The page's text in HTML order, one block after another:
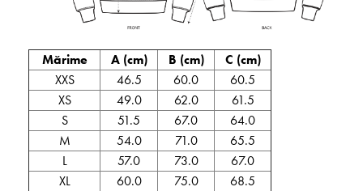
Mărime A (cm) B (cm)
C (cm)
XXS
46.5 60.0
60.5
XS
49.0 62.0
61.5
S
51.5 67.0
64.0
M
54.0 71.0
65.5
L
57.0 73.0
67.0
XL
60.0 75.0
68.5